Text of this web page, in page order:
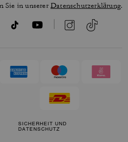
Sie in unsererDatenschutzerklärung.
SICHERHEIT UND
DATENSCHUTZ